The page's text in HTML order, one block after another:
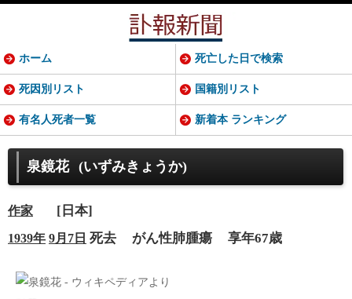
泉鏡花 (いずみきょうか)
作家 [日本]
1939年 9月7日 死去 がん性肺腫瘍 享年67歳
ホーム 死亡した日で検索
死因別リスト 国籍別リスト
有名人死者一覧 新着本 ランキング